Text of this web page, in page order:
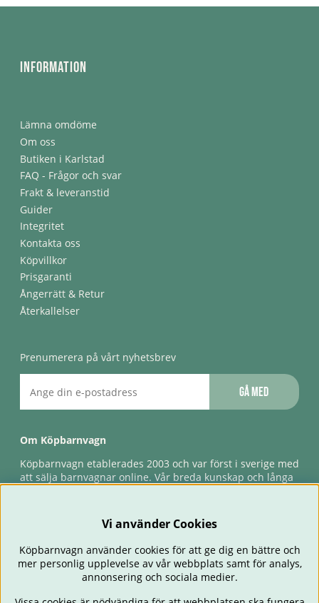
Information
Lämna omdöme
Om oss
Butiken i Karlstad
FAQ - Frågor och svar
Frakt & leveranstid
Guider
Integritet
Kontakta oss
Köpvillkor
Prisgaranti
Ångerrätt & Retur
Återkallelser
Prenumerera på vårt nyhetsbrev
Gå med
Om Köpbarnvagn
Köpbarnvagn etablerades 2003 och var först i sverige med
att sälja barnvagnar online. Vår breda kunskap och långa
förlossningsgaranti & förlängd ångerrätt.
Vi använder Cookies
Köpbarnvagn använder cookies för att ge dig en bättre och
mer personlig upplevelse av vår webbplats samt för analys,
annonsering och sociala medier.